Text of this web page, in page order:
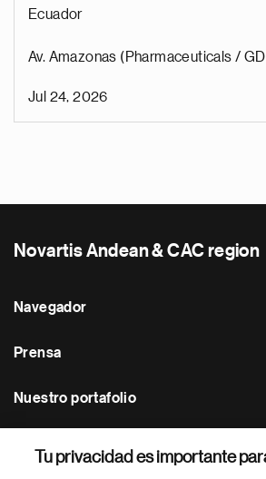
Ecuador
Av. Amazonas (Pharmaceuticals /
Jul 24, 2026
Novartis Andean & CAC region
Navegador
Prensa
Nuestro portafolio
Tu privacidad es importante